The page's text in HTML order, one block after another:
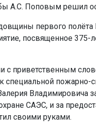
А.С. Поповым решил
первого
посвященное
с приветственным
специальной
Владимировича
САЭС, и за
своими руками.